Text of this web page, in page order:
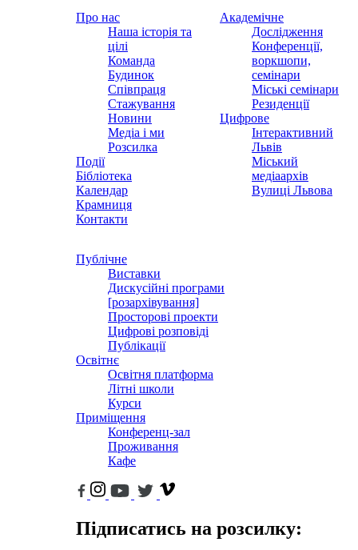
Про нас
Наша історія та
цілі
Команда
Будинок
Співпраця
Стажування
Новини
Медіа і ми
Розсилка
Події
Бібліотека
Календар
Крамниця
Контакти
Академічне
Дослідження
Конференції,
воркшопи,
семінари
Міські семінари
Резиденції
Цифрове
Інтерактивний
Львів
Міський
медіаархів
Вулиці Львова
Публічне
Виставки
Дискусійні програми
[розархівування]
Просторові проекти
Цифрові розповіді
Публікації
Освітнє
Освітня платформа
Літні школи
Курси
Приміщення
Конференц-зал
Проживання
Кафе
Підписатись на розсилку: